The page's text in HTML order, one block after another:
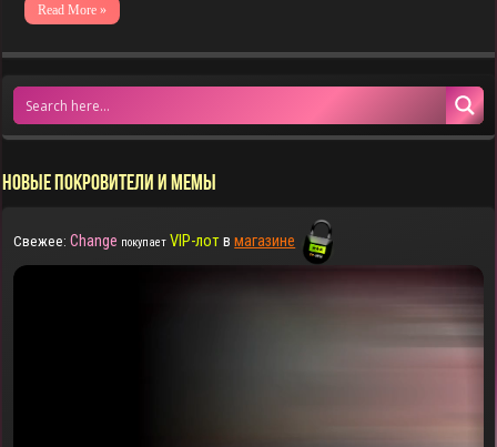
Read More »
НОВЫЕ ПОКРОВИТЕЛИ И МЕМЫ
Свежее: Change покупает VIP-лотвмагазине